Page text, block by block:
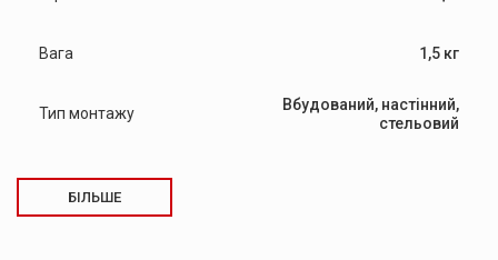
Вага 1,5 кг
Тип монтажу
Вбудований, настінний,
стельовий
БІЛЬШЕ